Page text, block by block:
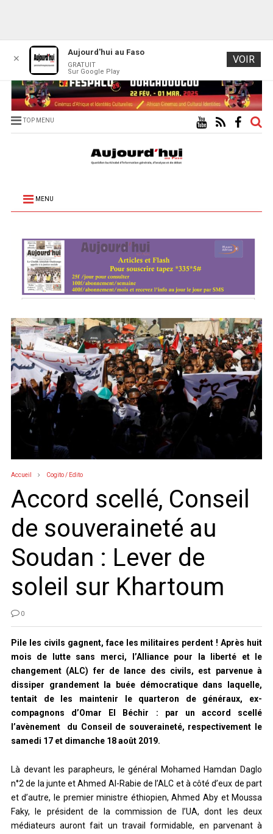
TOP MENU
MENU
Accueil Cogito / Edito
Accord scellé, Conseil
de souveraineté au
Soudan : Lever de
soleil sur Khartoum
0
Pile les civils gagnent, face les militaires perdent ! Après huit
mois de lutte sans merci, l’Alliance pour la liberté et le
changement (ALC) fer de lance des civils, est parvenue à
dissiper grandement la buée démocratique dans laquelle,
tentait de les maintenir le quarteron de généraux, ex-
compagnons d’Omar El Béchir : par un accord scellé
l’avènement du Conseil de souveraineté, respectivement le
samedi 17 et dimanche 18 août 2019.
Là devant les parapheurs, le général Mohamed Hamdan Daglo
n°2 de la junte et Ahmed Al-Rabie de l’ALC et à côté d’eux de part
et d’autre, le premier ministre éthiopien, Ahmed Aby et Moussa
Faky, le président de la commission de l’UA, dont les deux
médiateurs auront fait un travail formidable, en parvenant à
✕
Aujourd'hui au Faso
GRATUIT
Sur Google Play
VOIR